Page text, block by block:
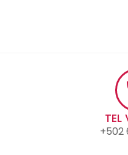
TEL
+502